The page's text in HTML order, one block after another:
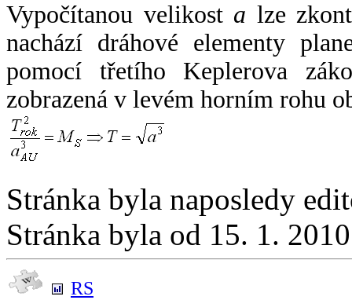
Vypočítanou velikost a lze
nachází dráhové elementy
pomocí třetího Keplerova
zobrazená v levém horním rohu
Stránka byla naposledy
Stránka byla od 15. 1.
RS